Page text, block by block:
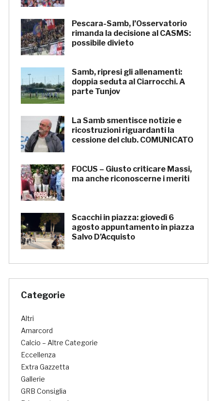
Pescara-Samb, l’Osservatorio
rimanda la decisione al CASMS:
possibile divieto
Samb, ripresi gli allenamenti:
doppia seduta al Ciarrocchi. A
parte Tunjov
La Samb smentisce notizie e
ricostruzioni riguardanti la
cessione del club. COMUNICATO
FOCUS – Giusto criticare Massi,
ma anche riconoscerne i meriti
Scacchi in piazza: giovedì 6
agosto appuntamento in piazza
Salvo D’Acquisto
Categorie
Altri
Amarcord
Calcio – Altre Categorie
Eccellenza
Extra Gazzetta
Gallerie
GRB Consiglia